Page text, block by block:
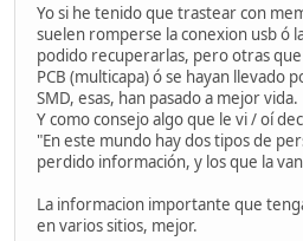
Yo si he tenido que trastear con
suelen romperse la conexion usb ó
podido recuperarlas, pero otras
PCB (multicapa) ó se hayan llevado
SMD, esas, han pasado a mejor vida.
Y como consejo algo que le vi / oí
"En este mundo hay dos tipos de
perdido información, y los que la
La informacion importante que
en varios sitios, mejor.